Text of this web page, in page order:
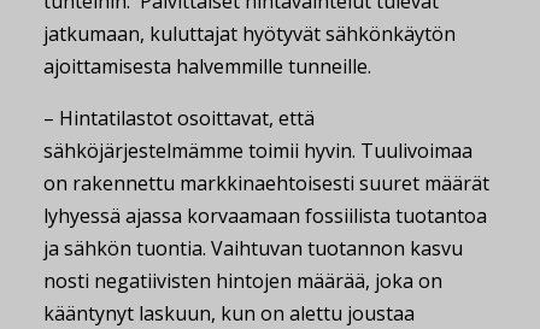
jatkumaan, kuluttajat hyötyvät sähkönkäytön
ajoittamisesta halvemmille tunneille.
– Hintatilastot osoittavat, että
sähköjärjestelmämme toimii hyvin. Tuulivoimaa
on rakennettu markkinaehtoisesti suuret määrät
lyhyessä ajassa korvaamaan fossiilista tuotantoa
ja sähkön tuontia. Vaihtuvan tuotannon kasvu
nosti negatiivisten hintojen määrää, joka on
kääntynyt laskuun, kun on alettu joustaa